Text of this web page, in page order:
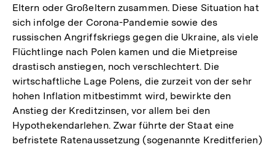
Eltern oder Großeltern zusammen. Diese Situation hat
sich infolge der Corona-Pandemie sowie des
russischen Angriffskriegs gegen die Ukraine, als viele
Flüchtlinge nach Polen kamen und die Mietpreise
drastisch anstiegen, noch verschlechtert. Die
wirtschaftliche Lage Polens, die zurzeit von der sehr
hohen Inflation mitbestimmt wird, bewirkte den
Anstieg der Kreditzinsen, vor allem bei den
Hypothekendarlehen. Zwar führte der Staat eine
befristete Ratenaussetzung (sogenannte Kreditferien)